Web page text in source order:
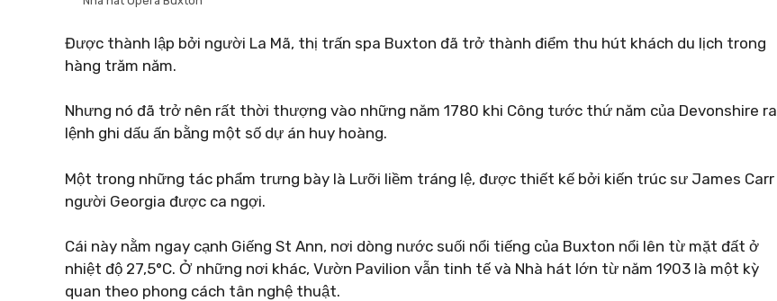
Được thành lập bởi người La Mã, thị trấn spa Buxton đã trở thành điểm thu hút khách du lịch trong
hàng trăm năm.
Nhưng nó đã trở nên rất thời thượng vào những năm 1780 khi Công tước thứ năm của Devonshire ra
lệnh ghi dấu ấn bằng một số dự án huy hoàng.
Một trong những tác phẩm trưng bày là Lưỡi liềm tráng lệ, được thiết kế bởi kiến ​​trúc sư James Carr
người Georgia được ca ngợi.
Cái này nằm ngay cạnh Giếng St Ann, nơi dòng nước suối nổi tiếng của Buxton nổi lên từ mặt đất ở
nhiệt độ 27,5°C. Ở những nơi khác, Vườn Pavilion vẫn tinh tế và Nhà hát lớn từ năm 1903 là một kỳ
quan theo phong cách tân nghệ thuật.